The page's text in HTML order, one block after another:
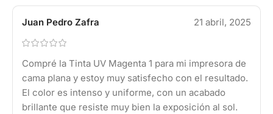
Juan Pedro Zafra 21 abril, 2025
Compré la Tinta UV Magenta 1 para mi impresora de
cama plana y estoy muy satisfecho con el resultado.
El color es intenso y uniforme, con un acabado
brillante que resiste muy bien la exposición al sol.